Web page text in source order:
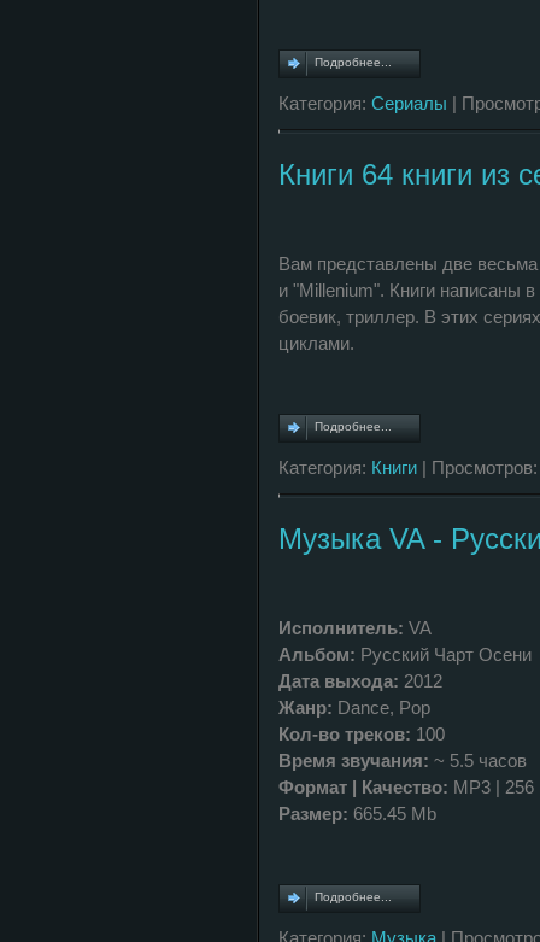
Подробнее...
Категория: Сериалы |
Книги 64 книги из
Вам представлены две
и "Millenium". Книги написаны
боевик, триллер. В этих
циклами.
Подробнее...
Категория: Книги |
Музыка VA -
Исполнитель: VA
Альбом: Русский Чарт Осени
Дата выхода: 2012
Жанр: Dance, Pop
Кол-во треков: 100
Время звучания: ~ 5.5 часов
Формат | Качество: MP3 | 256
Размер: 665.45 Mb
Подробнее...
Категория: Музыка |